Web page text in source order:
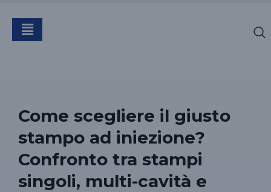
Come scegliere il giusto
stampo ad iniezione?
Confronto tra stampi
singoli, multi-cavità e